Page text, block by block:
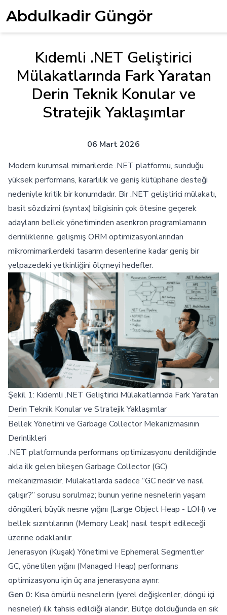
Abdulkadir Güngör
Kıdemli .NET Geliştirici
Mülakatlarında Fark Yaratan
Derin Teknik Konular ve
Stratejik Yaklaşımlar
06 Mart 2026
Modern kurumsal mimarilerde .NET platformu, sunduğu
yüksek performans, kararlılık ve geniş kütüphane desteği
nedeniyle kritik bir konumdadır. Bir .NET geliştirici mülakatı,
basit sözdizimi (syntax) bilgisinin çok ötesine geçerek
adayların bellek yönetiminden asenkron programlamanın
derinliklerine, gelişmiş ORM optimizasyonlarından
mikromimarilerdeki tasarım desenlerine kadar geniş bir
yelpazedeki yetkinliğini ölçmeyi hedefler.
Şekil 1: Kıdemli .NET Geliştirici Mülakatlarında Fark Yaratan
Derin Teknik Konular ve Stratejik Yaklaşımlar
Bellek Yönetimi ve Garbage Collector Mekanizmasının
Derinlikleri
.NET platformunda performans optimizasyonu denildiğinde
akla ilk gelen bileşen Garbage Collector (GC)
mekanizmasıdır. Mülakatlarda sadece “GC nedir ve nasıl
çalışır?” sorusu sorulmaz; bunun yerine nesnelerin yaşam
döngüleri, büyük nesne yığını (Large Object Heap - LOH) ve
bellek sızıntılarının (Memory Leak) nasıl tespit edileceği
üzerine odaklanılır.
Jenerasyon (Kuşak) Yönetimi ve Ephemeral Segmentler
GC, yönetilen yığını (Managed Heap) performans
optimizasyonu için üç ana jenerasyona ayırır:
Gen 0: Kısa ömürlü nesnelerin (yerel değişkenler, döngü içi
nesneler) ilk tahsis edildiği alandır. Bütçe dolduğunda en sık